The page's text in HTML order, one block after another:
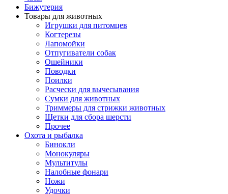
Бижутерия
Товары для животных
Игрушки для питомцев
Когтерезы
Лапомойки
Отпугиватели собак
Ошейники
Поводки
Поилки
Расчески для вычесывания
Сумки для животных
Триммеры для стрижки животных
Щетки для сбора шерсти
Прочее
Охота и рыбалка
Бинокли
Монокуляры
Мультитулы
Налобные фонари
Ножи
Удочки